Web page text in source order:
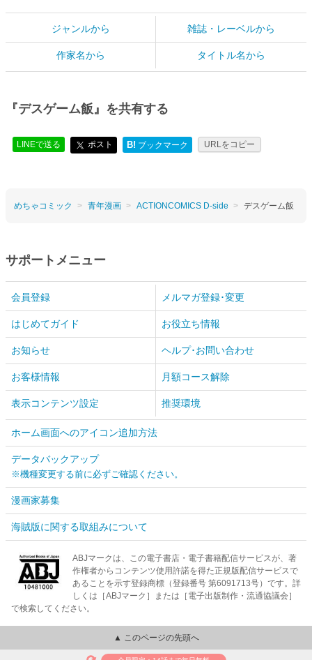
ジャンルから 雑誌・レーベルから
作家名から タイトル名から
『デスゲーム飯』を共有する
LINEで送る ポスト B! ブックマーク URLをコピー
めちゃコミック 青年漫画 ACTIONCOMICS D-side デスゲーム飯
サポートメニュー
会員登録 メルマガ登録･変更
はじめてガイド お役立ち情報
お知らせ ヘルプ･お問い合わせ
お客様情報 月額コース解除
表示コンテンツ設定 推奨環境
ホーム画面へのアイコン追加方法
データバックアップ
※機種変更する前に必ずご確認ください。
漫画家募集
海賊版に関する取組みについて
ABJマークは、この電子書店・電子書籍配信サービスが、著
作権者からコンテンツ使用許諾を得た正規版配信サービスで
あることを示す登録商標（登録番号 第6091713号）です。詳
しくは［ABJマーク］または［電子出版制作・流通協議会］
で検索してください。
▲ このページの先頭へ